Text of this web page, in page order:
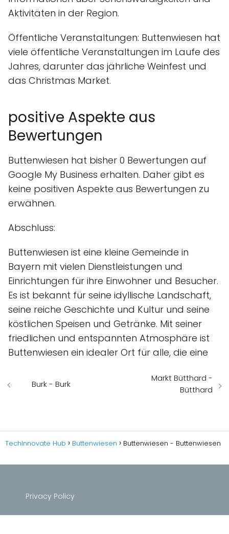
Aktivitäten in der Region.
Öffentliche Veranstaltungen: Buttenwiesen hat
viele öffentliche Veranstaltungen im Laufe des
Jahres, darunter das jährliche Weinfest und
das Christmas Market.
positive Aspekte aus
Bewertungen
Buttenwiesen hat bisher 0 Bewertungen auf
Google My Business erhalten. Daher gibt es
keine positiven Aspekte aus Bewertungen zu
erwähnen.
Abschluss:
Buttenwiesen ist eine kleine Gemeinde in
Bayern mit vielen Dienstleistungen und
Einrichtungen für ihre Einwohner und Besucher.
Es ist bekannt für seine idyllische Landschaft,
seine reiche Geschichte und Kultur und seine
köstlichen Speisen und Getränke. Mit seiner
friedlichen und entspannten Atmosphäre ist
Buttenwiesen ein idealer Ort für alle, die eine
Burk - Burk
Markt Bütthard -
Bütthard
TechInnovate Hub Buttenwiesen Buttenwiesen - Buttenwiesen
Privacy Policy